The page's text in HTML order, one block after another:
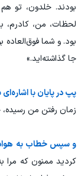
بودند. خلدون، تو
لحظات، من، کادرم،
بود. و شما فوق‌العاده
جا گذاشته‌اید.»
پپ در پایان با
زمان رفتن من
و سپس خطاب به
کردید ممنون که مرا